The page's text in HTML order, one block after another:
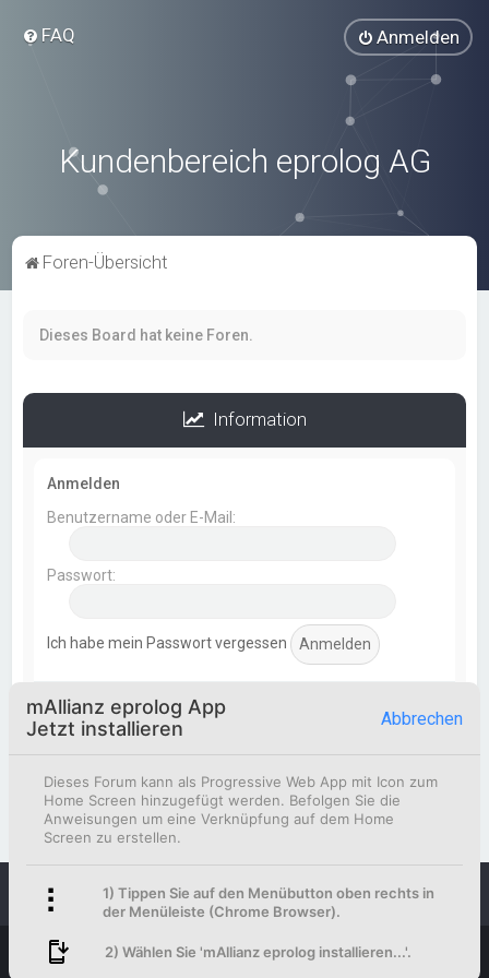
FAQ Anmelden
Kundenbereich eprolog AG
Foren-Übersicht
Dieses Board hat keine Foren.
Information
Anmelden
Benutzername oder E-Mail:
Passwort:
Ich habe mein Passwort vergessen
Statistik
Beiträge insgesamt
Korbinian Eismann
Foren-Übersicht Kontakt
Powered by phpBB™
Deutsche Übersetzung durch
mAllianz eprolog App
Jetzt installieren
Abbrechen
Dieses Forum kann als Progressive Web App mit Icon zum
Home Screen hinzugefügt werden. Befolgen Sie die
Anweisungen um eine Verknüpfung auf dem Home
Screen zu erstellen.
1) Tippen Sie auf den Menübutton oben rechts in
der Menüleiste (Chrome Browser).
2) Wählen Sie 'mAllianz eprolog installieren...'.